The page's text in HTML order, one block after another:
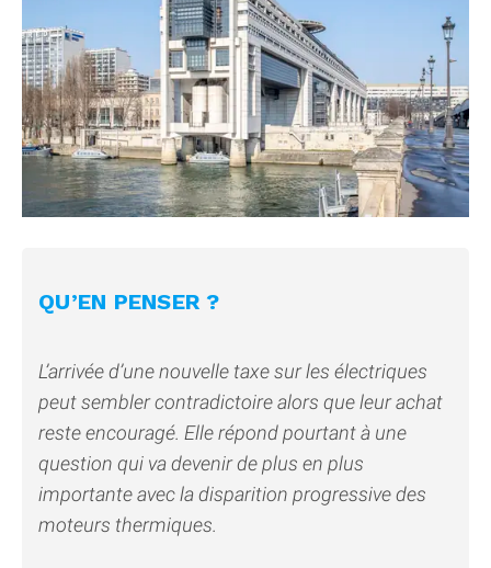
QU’EN PENSER ?
L’arrivée d’une nouvelle taxe sur les électriques
peut sembler contradictoire alors que leur achat
reste encouragé. Elle répond pourtant à une
question qui va devenir de plus en plus
importante avec la disparition progressive des
moteurs thermiques.